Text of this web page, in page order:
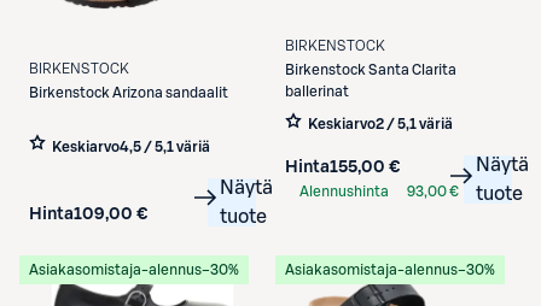
BIRKENSTOCK
Birkenstock Arizona sandaalit
Keskiarvo4,5 / 5,1 väriä
Hinta109,00 €
Näytä
tuote
BIRKENSTOCK
Birkenstock Santa Clarita
ballerinat
Keskiarvo2 / 5,1 väriä
Hinta155,00 €
Alennushinta
93,00 €
Näytä
tuote
Asiakasomistaja-alennus−30% Asiakasomistaja-alennus−30%